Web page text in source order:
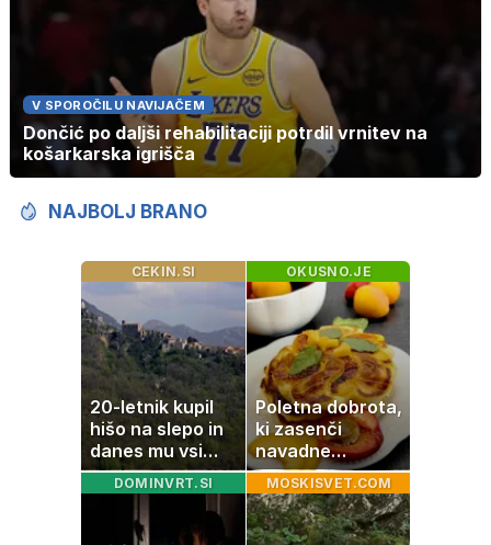
V SPOROČILU NAVIJAČEM
Dončić po daljši rehabilitaciji potrdil vrnitev na
košarkarska igrišča
NAJBOLJ BRANO
CEKIN.SI
20-letnik kupil
hišo na slepo in
danes mu vsi
zavidajo
OKUSNO.JE
Poletna dobrota,
ki zasenči
navadne
palačinke
DOMINVRT.SI MOSKISVET.COM